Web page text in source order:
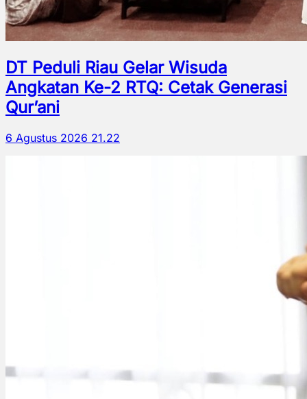
DT Peduli Riau Gelar Wisuda
Angkatan Ke-2 RTQ: Cetak Generasi
Qur’ani
6 Agustus 2026 21.22